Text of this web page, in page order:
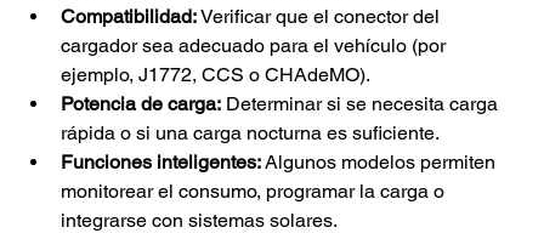
Compatibilidad: Verificar que el conector del
cargador sea adecuado para el vehículo (por
ejemplo, J1772, CCS o CHAdeMO).
Potencia de carga: Determinar si se necesita carga
rápida o si una carga nocturna es suficiente.
Funciones inteligentes: Algunos modelos permiten
monitorear el consumo, programar la carga o
integrarse con sistemas solares.